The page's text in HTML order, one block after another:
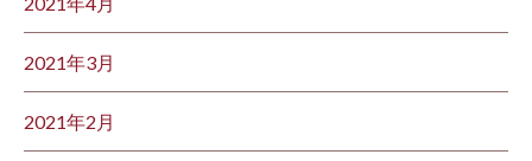
2021年3月
2021年2月